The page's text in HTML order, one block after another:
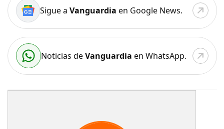
Sigue a Vanguardia en Google News.
Noticias deVanguardia en WhatsApp.